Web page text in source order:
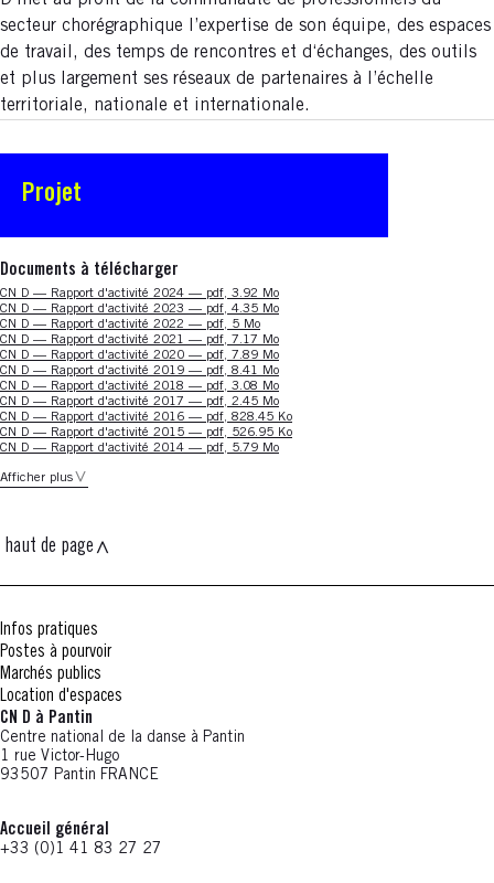
secteur chorégraphique l’expertise de son équipe, des espaces
de travail, des temps de rencontres et d‘échanges, des outils
et plus largement ses réseaux de partenaires à l’échelle
territoriale, nationale et internationale.
Projet
Documents à télécharger
Nouvelle fenêtre
CN D — Rapport d'activité 2024 — pdf, 3.92 Mo
Nouvelle fenêtre
CN D — Rapport d'activité 2023 — pdf, 4.35 Mo
Nouvelle fenêtre
CN D — Rapport d'activité 2022 — pdf, 5 Mo
Nouvelle fenêtre
CN D — Rapport d'activité 2021 — pdf, 7.17 Mo
Nouvelle fenêtre
CN D — Rapport d'activité 2020 — pdf, 7.89 Mo
Nouvelle fenêtre
CN D — Rapport d'activité 2019 — pdf, 8.41 Mo
Nouvelle fenêtre
CN D — Rapport d'activité 2018 — pdf, 3.08 Mo
Nouvelle fenêtre
CN D — Rapport d'activité 2017 — pdf, 2.45 Mo
Nouvelle fenêtre
CN D — Rapport d'activité 2016 — pdf, 828.45 Ko
Nouvelle fenêtre
CN D — Rapport d'activité 2015 — pdf, 526.95 Ko
Nouvelle fenêtre
CN D — Rapport d'activité 2014 — pdf, 5.79 Mo
Afficher plus
haut de page
Infos pratiques
Postes à pourvoir
Marchés publics
Location d'espaces
CN D à Pantin
Centre national de la danse à Pantin
1 rue Victor-Hugo
93507 Pantin FRANCE
Accueil général
+33 (0)1 41 83 27 27